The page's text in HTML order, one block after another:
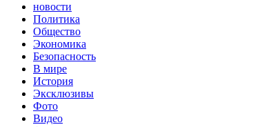
новости
Политика
Общество
Экономика
Безопасность
В мире
История
Эксклюзивы
Фото
Видео